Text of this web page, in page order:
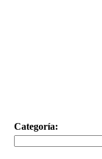
Categoría: